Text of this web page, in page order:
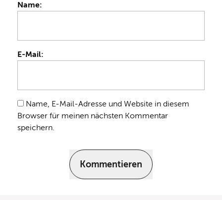
Name:
E-Mail:
Name, E-Mail-Adresse und Website in diesem
Browser für meinen nächsten Kommentar
speichern.
Kommentieren